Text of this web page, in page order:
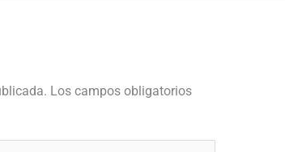
Los campos obligatorios